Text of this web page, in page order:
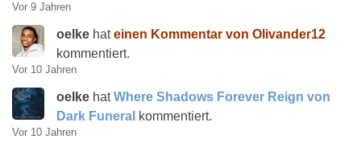
Vor 9 Jahren
oelke hateinen Kommentar von Olivander12
kommentiert.
Vor 10 Jahren
oelke hatWhere Shadows Forever Reign von
Dark Funeral kommentiert.
Vor 10 Jahren